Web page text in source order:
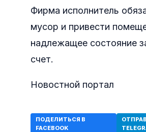
Фирма исполнитель
мусор и привести
надлежащее состояние
счет.
Новостной портал
ПОДЕЛИТЬСЯ В
FACEBOOK